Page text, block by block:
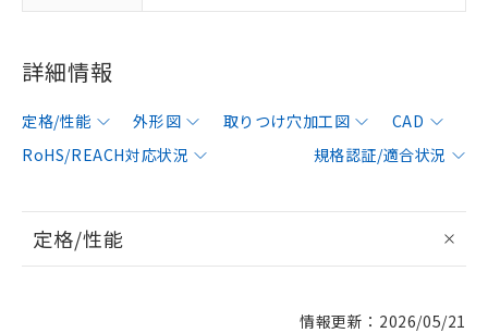
詳細情報
定格/性能 外形図 取りつけ穴加工図
CAD
RoHS/REACH対応状況
規格認証/適合状況
定格/性能
情報更新：2026/05/21